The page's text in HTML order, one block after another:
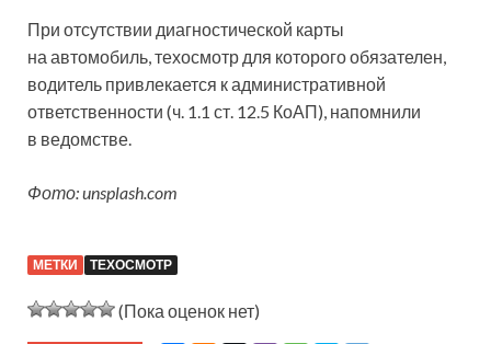
При отсутствии диагностической карты
на автомобиль, техосмотр для которого обязателен,
водитель привлекается к административной
ответственности (ч. 1.1 ст. 12.5 КоАП), напомнили
в ведомстве.
Фото: unsplash.com
МЕТКИ ТЕХОСМОТР
(Пока оценок нет)